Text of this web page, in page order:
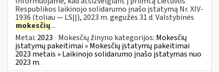
Respublikos laikinojo solidarumo įnašo įstatymą Nr. XIV-
1936 (toliau — LSĮĮ), 2023 m. gegužės 31 d. Valstybinės
mokesčių...
Metai: 2023 Mokesčių žinyno kategorijos: Mokesčių
įstatymų pakeitimai » Mokesčių įstatymų pakeitimai
2023 metais » Laikinojo solidarumo įnašo įstatymas nuo
2023 m.